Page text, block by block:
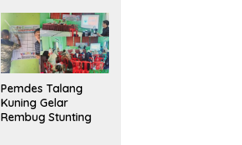
Pemdes Talang
Kuning Gelar
Rembug Stunting